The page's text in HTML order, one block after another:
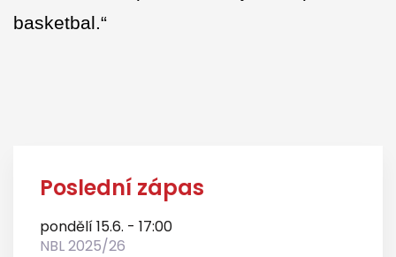
basketbal.“
Poslední zápas
pondělí 15.6. - 17:00
NBL 2025/26